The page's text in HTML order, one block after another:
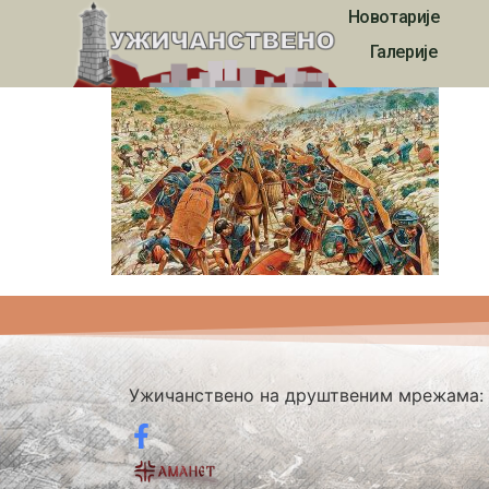
Новотарије
Галерије
Ужичанствено на друштвеним мрежама: